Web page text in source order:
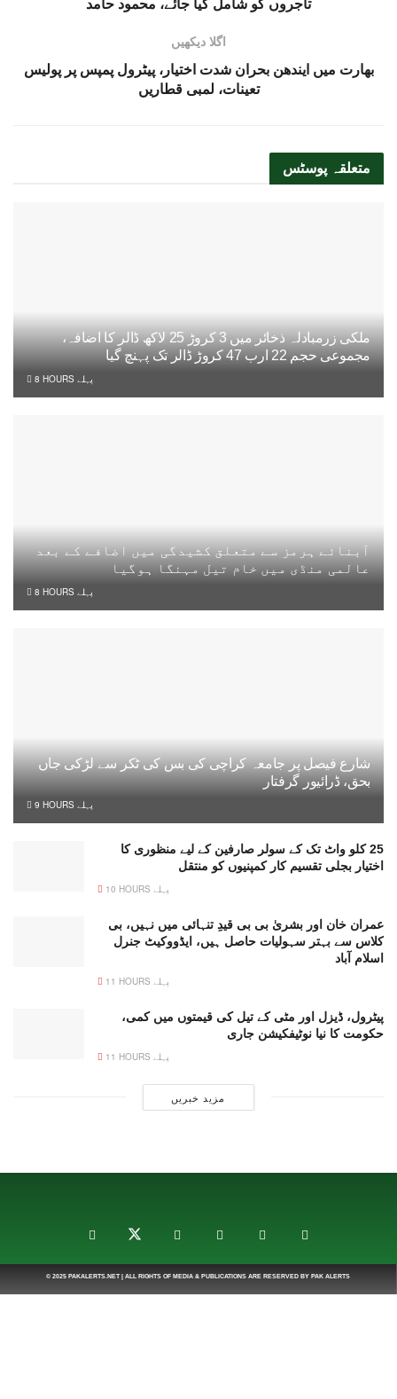
اگلا دیکھیں
بھارت میں ایندھن بحران شدت اختیار، پیٹرول پمپس پر پولیس
تعینات، لمبی قطاریں
متعلقہ پوسٹس
ملکی زرمبادلہ ذخائر میں 3 کروڑ 25 لاکھ ڈالر کا اضافہ،
مجموعی حجم 22 ارب 47 کروڑ ڈالر تک پہنچ گیا
8 HOURS پہلے
آبنائے ہرمز سے متعلق کشیدگی میں اضافے کے بعد
عالمی منڈی میں خام تیل مہنگا ہوگیا
8 HOURS پہلے
شارع فیصل پر جامعہ کراچی کی بس کی ٹکر سے لڑکی جاں
بحق، ڈرائیور گرفتار
9 HOURS پہلے
25 کلو واٹ تک کے سولر صارفین کے لیے منظوری کا
اختیار بجلی تقسیم کار کمپنیوں کو منتقل
10 HOURS پہلے
عمران خان اور بشریٰ بی بی قیدِ تنہائی میں نہیں، بی
کلاس سے بہتر سہولیات حاصل ہیں، ایڈووکیٹ جنرل
اسلام آباد
11 HOURS پہلے
پیٹرول، ڈیزل اور مٹی کے تیل کی قیمتوں میں کمی،
حکومت کا نیا نوٹیفکیشن جاری
11 HOURS پہلے
مزید خبریں
© 2025 PAKALERTS.NET| ALL RIGHTS OF MEDIA & PUBLICATIONS ARE RESERVED BY PAK ALERTS